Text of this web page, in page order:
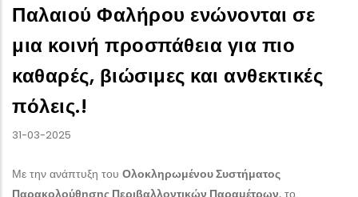
Παλαιού Φαλήρου ενώνονται σε
μια κοινή προσπάθεια για πιο
καθαρές, βιώσιμες και ανθεκτικές
πόλεις.!
31-03-2025
Με την ανάπτυξη του Ολοκληρωμένου Συστήματος
Παρακολούθησης Περιβαλλοντικών Παραμέτρων, το